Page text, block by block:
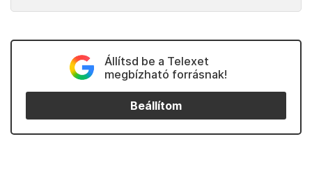
Állítsd be a Telexet
megbízható forrásnak!
Beállítom